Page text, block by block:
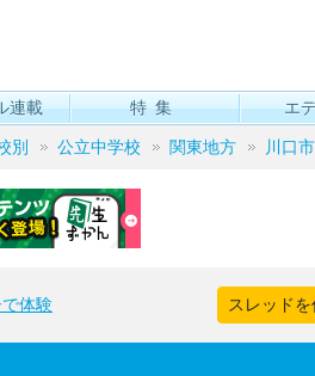
連載 特集 エ
別 公立中学校 関東地方 川口
体験 スレッド